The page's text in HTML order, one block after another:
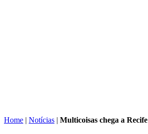
Home | Notícias | Multicoisas chega a Recife